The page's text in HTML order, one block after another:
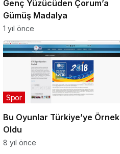
Genç Yüzücüden Çorum’a
Gümüş Madalya
1 yıl önce
Bu Oyunlar Türkiye’ye Örnek
Oldu
Spor
8 yıl önce